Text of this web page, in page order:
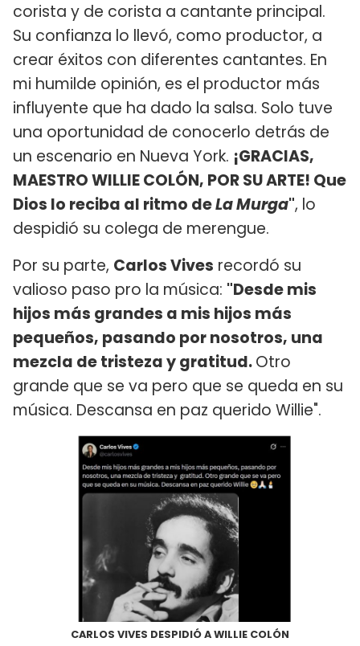
corista y de corista a cantante principal.
Su confianza lo llevó, como productor, a
crear éxitos con diferentes cantantes. En
mi humilde opinión, es el productor más
influyente que ha dado la salsa. Solo tuve
una oportunidad de conocerlo detrás de
un escenario en Nueva York. ¡GRACIAS,
MAESTRO WILLIE COLÓN, POR SU ARTE! Que
Dios lo reciba al ritmo deLa Murga", lo
despidió su colega de merengue.
Por su parte, Carlos Vives recordó su
valioso paso pro la música: "Desde mis
hijos más grandes a mis hijos más
pequeños, pasando por nosotros, una
mezcla de tristeza y gratitud.Otro
grande que se va pero que se queda en su
música. Descansa en paz querido Willie".
CARLOS VIVES DESPIDIÓ A WILLIE COLÓN